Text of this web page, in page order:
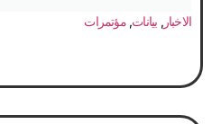
الاخبار, بيانات,مؤتمرات